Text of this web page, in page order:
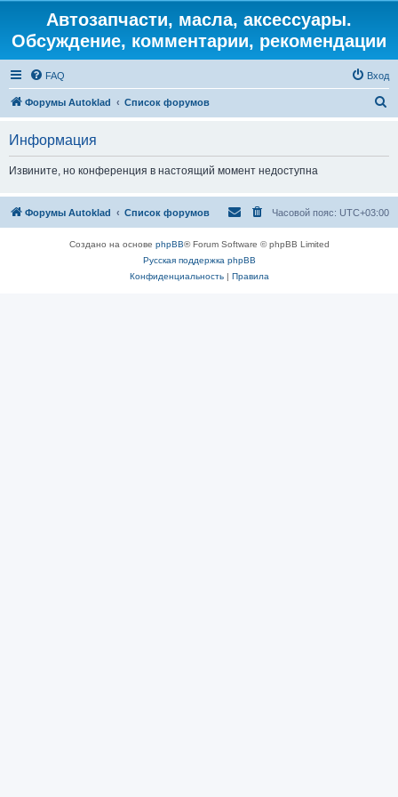
Автозапчасти, масла, аксессуары.
Обсуждение, комментарии, рекомендации
FAQ Вход
Форумы Autoklad Список форумов
Информация
Извините, но конференция в настоящий момент недоступна
Форумы Autoklad Список форумов Часовой пояс: UTC+03:00
Создано на основе phpBB® Forum Software © phpBB Limited
Русская поддержка phpBB
Конфиденциальность| Правила